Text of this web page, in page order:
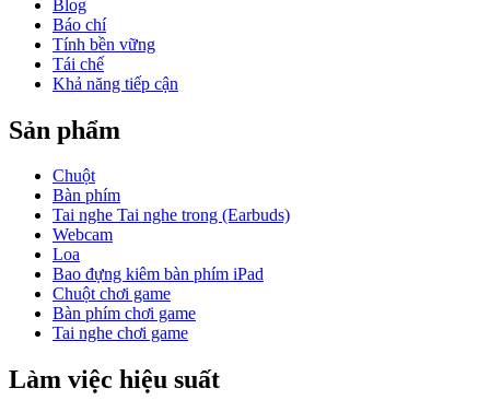
Blog
Báo chí
Tính bền vững
Tái chế
Khả năng tiếp cận
Sản phẩm
Chuột
Bàn phím
Tai nghe Tai nghe trong (Earbuds)
Webcam
Loa
Bao đựng kiêm bàn phím iPad
Chuột chơi game
Bàn phím chơi game
Tai nghe chơi game
Làm việc hiệu suất